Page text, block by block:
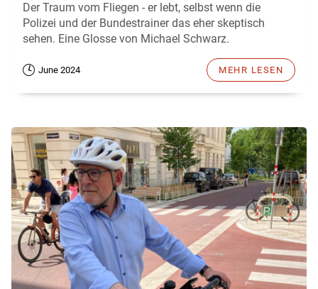
Der Traum vom Fliegen - er lebt, selbst wenn die
Polizei und der Bundestrainer das eher skeptisch
sehen. Eine Glosse von Michael Schwarz.
June 2024 MEHR LESEN